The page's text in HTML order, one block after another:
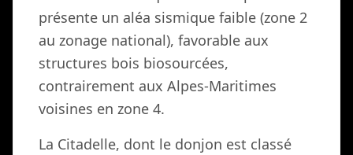
présente un aléa sismique faible (zone 2
au zonage national), favorable aux
structures bois biosourcées,
contrairement aux Alpes-Maritimes
voisines en zone 4.
La Citadelle, dont le donjon est classé